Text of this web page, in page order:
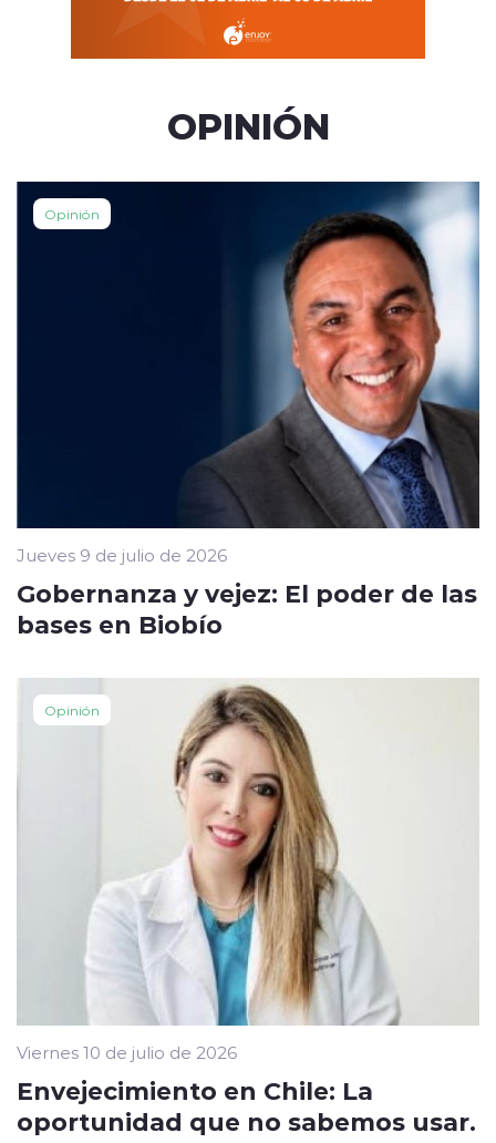
OPINIÓN
Opinión
Jueves 9 de julio de 2026
Gobernanza y vejez: El poder de las
bases en Biobío
Opinión
Viernes 10 de julio de 2026
Envejecimiento en Chile: La
oportunidad que no sabemos usar.